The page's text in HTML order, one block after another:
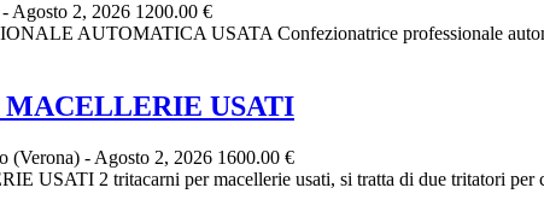
- Agosto 2, 2026 1200.00 €
AUTOMATICA USATA Confezionatrice professionale
USATI
(Verona) - Agosto 2, 2026 1600.00 €
USATI 2 tritacarni per macellerie usati, si tratta di due tritatori per